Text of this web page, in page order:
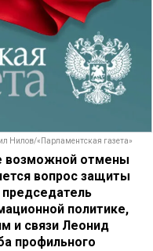
Нилов/«Парламентская газета»
возможной отмены
вопрос защиты
председатель
политике,
и связи Леонид
профильного